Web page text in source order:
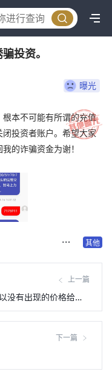
投资。
曝光
本不可能有所谓的充值
投资者账户。希望大家
的诈骗资金为谢！
其他
上一篇
没有出现的价格给我
下一篇